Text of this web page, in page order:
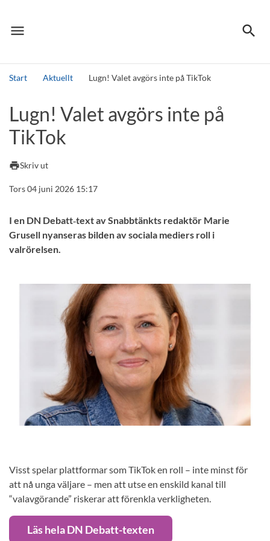
menu
Meny search
Sök
Start Aktuellt Lugn! Valet avgörs inte på TikTok
Lugn! Valet avgörs inte på
TikTok
printSkriv ut
Tors 04 juni 2026 15:17
I en DN Debatt‑text av Snabbtänkts redaktör Marie
Grusell nyanseras bilden av sociala mediers roll i
valrörelsen.
Visst spelar plattformar som TikTok en roll – inte minst för
att nå unga väljare – men att utse en enskild kanal till
“valavgörande” riskerar att förenkla verkligheten.
Läs hela DN Debatt-texten